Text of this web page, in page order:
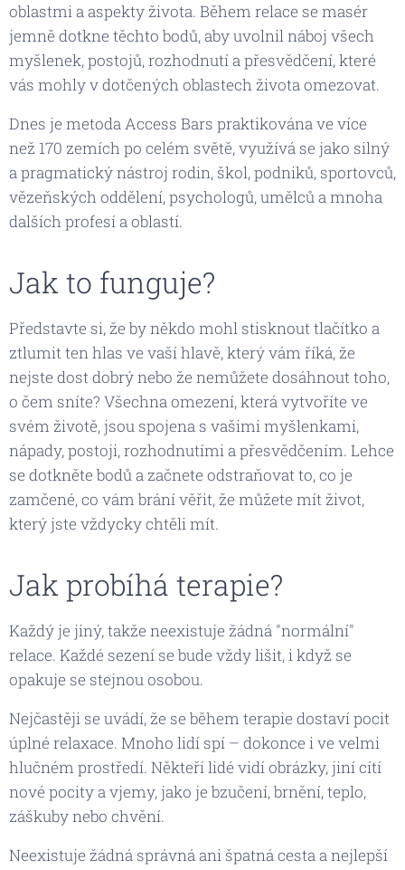
oblastmi a aspekty života. Během relace se masér
jemně dotkne těchto bodů, aby uvolnil náboj všech
myšlenek, postojů, rozhodnutí a přesvědčení, které
vás mohly v dotčených oblastech života omezovat.
Dnes je metoda Access Bars praktikována ve více
než 170 zemích po celém světě, využívá se jako silný
a pragmatický nástroj rodin, škol, podniků, sportovců,
vězeňských oddělení, psychologů, umělců a mnoha
dalších profesí a oblastí.
Jak to funguje?
Představte si, že by někdo mohl stisknout tlačítko a
ztlumit ten hlas ve vaší hlavě, který vám říká, že
nejste dost dobrý nebo že nemůžete dosáhnout toho,
o čem sníte? Všechna omezení, která vytvoříte ve
svém životě, jsou spojena s vašimi myšlenkami,
nápady, postoji, rozhodnutími a přesvědčením. Lehce
se dotkněte bodů a začnete odstraňovat to, co je
zamčené, co vám brání věřit, že můžete mít život,
který jste vždycky chtěli mít.
Jak probíhá terapie?
Každý je jiný, takže neexistuje žádná "normální"
relace. Každé sezení se bude vždy lišit, i když se
opakuje se stejnou osobou.
Nejčastěji se uvádí, že se během terapie dostaví pocit
úplné relaxace. Mnoho lidí spí – dokonce i ve velmi
hlučném prostředí. Někteří lidé vidí obrázky, jiní cítí
nové pocity a vjemy, jako je bzučení, brnění, teplo,
záškuby nebo chvění.
Neexistuje žádná správná ani špatná cesta a nejlepší